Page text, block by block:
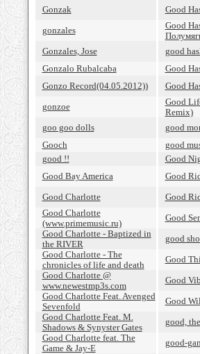
Gonzak Good
gonzales
Good
Gonzales, Jose
good
Gonzalo Rubalcaba
Good
Gonzo Record(04.05.2012))
Good
gonzoe
Good
Remix)
goo goo dolls
good
Gooch
good
good !!
Good
Good Bay America
Good
Good Charlotte
Good
Good Charlotte
(www.primemusic.ru)
Good
Good Charlotte - Baptized in
the RIVER
good
Good Charlotte - The
chronicles of life and death
Good
Good Charlotte @
www.newestmp3s.com
Good
Good Charlotte Feat. Avenged
Sevenfold
Good
Good Charlotte Feat. M.
Shadows & Synyster Gates
good,
Good Charlotte feat. The
Game & Jay-E
good-